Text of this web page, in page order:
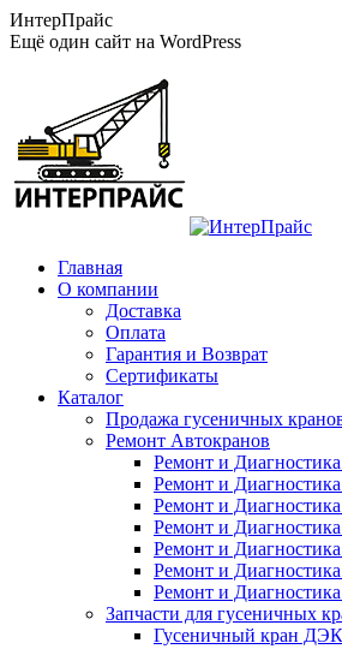
Перейти
к
ИнтерПрайс
Ещё один сайт на WordPress
Главная
О компании
Доставка
Оплата
Гарантия и Возврат
Сертификаты
Каталог
Продажа гусеничных
Ремонт Автокранов
Ремонт и
Ремонт и
Ремонт и
Ремонт и
Ремонт и
Ремонт и
Ремонт и
Запчасти для гусеничных
Гусеничный кран